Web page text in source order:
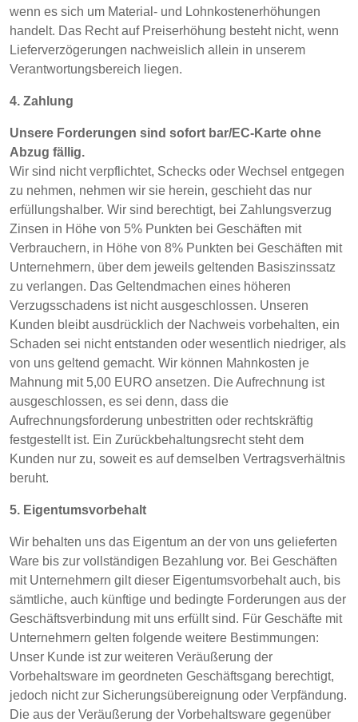
wenn es sich um Material- und Lohnkostenerhöhungen
handelt. Das Recht auf Preiserhöhung besteht nicht, wenn
Lieferverzögerungen nachweislich allein in unserem
Verantwortungsbereich liegen.
4. Zahlung
Unsere Forderungen sind sofort bar/EC-Karte ohne
Abzug fällig.
Wir sind nicht verpflichtet, Schecks oder Wechsel entgegen
zu nehmen, nehmen wir sie herein, geschieht das nur
erfüllungshalber. Wir sind berechtigt, bei Zahlungsverzug
Zinsen in Höhe von 5% Punkten bei Geschäften mit
Verbrauchern, in Höhe von 8% Punkten bei Geschäften mit
Unternehmern, über dem jeweils geltenden Basiszinssatz
zu verlangen. Das Geltendmachen eines höheren
Verzugsschadens ist nicht ausgeschlossen. Unseren
Kunden bleibt ausdrücklich der Nachweis vorbehalten, ein
Schaden sei nicht entstanden oder wesentlich niedriger, als
von uns geltend gemacht. Wir können Mahnkosten je
Mahnung mit 5,00 EURO ansetzen. Die Aufrechnung ist
ausgeschlossen, es sei denn, dass die
Aufrechnungsforderung unbestritten oder rechtskräftig
festgestellt ist. Ein Zurückbehaltungsrecht steht dem
Kunden nur zu, soweit es auf demselben Vertragsverhältnis
beruht.
5. Eigentumsvorbehalt
Wir behalten uns das Eigentum an der von uns gelieferten
Ware bis zur vollständigen Bezahlung vor. Bei Geschäften
mit Unternehmern gilt dieser Eigentumsvorbehalt auch, bis
sämtliche, auch künftige und bedingte Forderungen aus der
Geschäftsverbindung mit uns erfüllt sind. Für Geschäfte mit
Unternehmern gelten folgende weitere Bestimmungen:
Unser Kunde ist zur weiteren Veräußerung der
Vorbehaltsware im geordneten Geschäftsgang berechtigt,
jedoch nicht zur Sicherungsübereignung oder Verpfändung.
Die aus der Veräußerung der Vorbehaltsware gegenüber